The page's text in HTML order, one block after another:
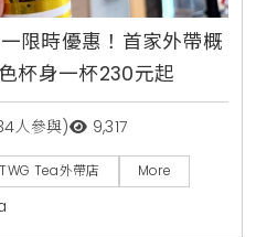
限時優惠！首家外帶概
杯身一杯230元起
人參與) 9,317
Tea外帶店 More